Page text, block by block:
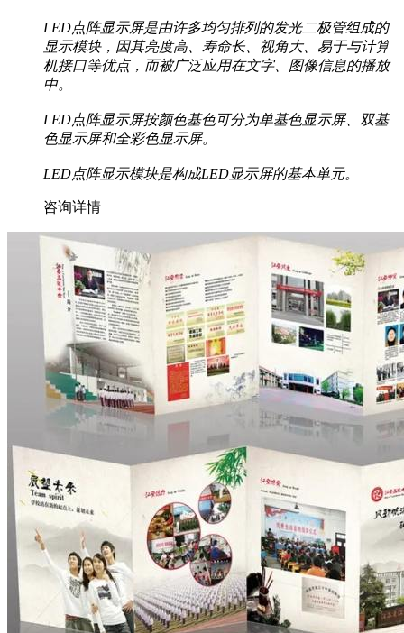
LED点阵显示屏是由许多均匀排列的发光二极管组成的
显示模块，因其亮度高、寿命长、视角大、易于与计算
机接口等优点，而被广泛应用在文字、图像信息的播放
中。
LED点阵显示屏按颜色基色可分为单基色显示屏、双基
色显示屏和全彩色显示屏。
LED点阵显示模块是构成LED显示屏的基本单元。
咨询详情